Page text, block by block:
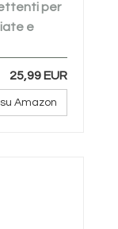
per
e
25,99 EUR
Amazon